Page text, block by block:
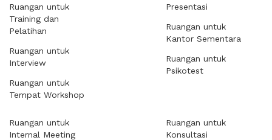
Ruangan untuk
Training dan
Pelatihan
Ruangan untuk
Interview
Ruangan untuk
Tempat Workshop
Presentasi
Ruangan untuk
Kantor Sementara
Ruangan untuk
Psikotest
Ruangan untuk
Internal Meeting
Ruangan untuk
Konsultasi